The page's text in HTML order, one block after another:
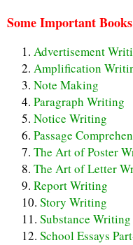
Some Important
Advertisement
Amplification
Note Making
Paragraph Writing
Notice Writing
Passage
The Art of Poster
The Art of Letter
Report Writing
Story Writing
Substance Writing
School Essays